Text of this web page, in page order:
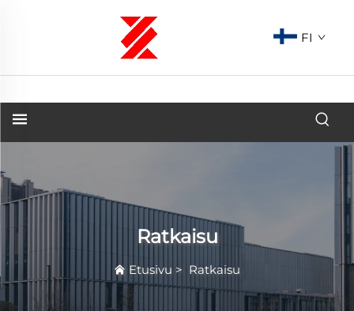
FI
Ratkaisu
Etusivu > Ratkaisu